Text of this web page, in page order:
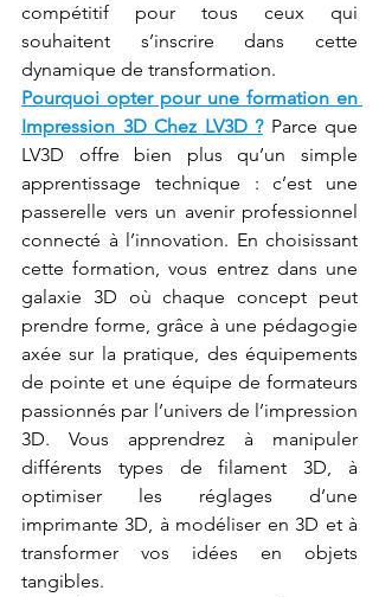
compétitif pour tous ceux qui
souhaitent s’inscrire dans cette
dynamique de transformation.
Pourquoi opter pour une formation en
Impression 3D Chez LV3D ? Parce que
LV3D offre bien plus qu’un simple
apprentissage technique : c’est une
passerelle vers un avenir professionnel
connecté à l’innovation. En choisissant
cette formation, vous entrez dans une
galaxie 3D où chaque concept peut
prendre forme, grâce à une pédagogie
axée sur la pratique, des équipements
de pointe et une équipe de formateurs
passionnés par l’univers de l’impression
3D. Vous apprendrez à manipuler
différents types de filament 3D, à
optimiser les réglages d’une
imprimante 3D, à modéliser en 3D et à
transformer vos idées en objets
tangibles.